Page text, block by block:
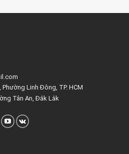
Linh Đông, TP. HCM
Tân An, Đắk Lắk